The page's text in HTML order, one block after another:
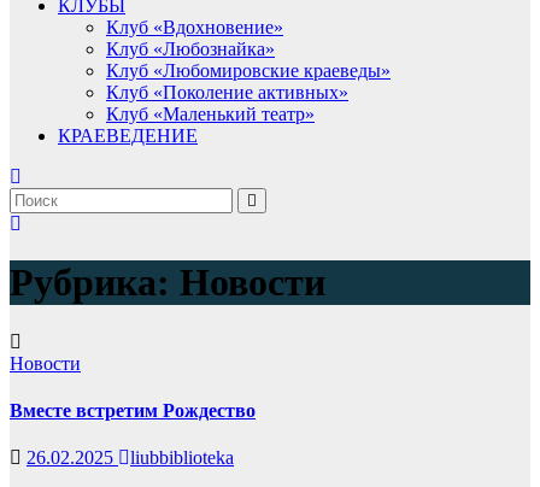
КЛУБЫ
Клуб «Вдохновение»
Клуб «Любознайка»
Клуб «Любомировские краеведы»
Клуб «Поколение активных»
Клуб «Маленький театр»
КРАЕВЕДЕНИЕ
Рубрика: Новости
Новости
Вместе встретим Рождество
26.02.2025
liubbiblioteka